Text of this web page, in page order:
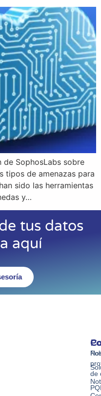
de SophosLabs sobre
tipos de amenazas para
sido las herramientas
y…
tus datos
aquí
de